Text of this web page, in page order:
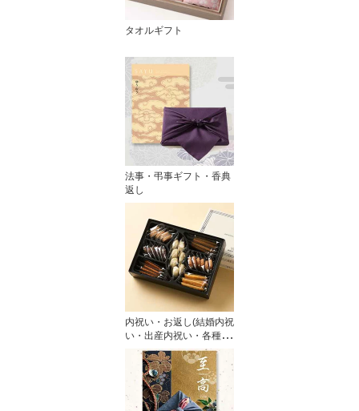
タオルギフト
法事・弔事ギフト・香典
返し
内祝い・お返し(結婚内祝
い・出産内祝い・各種内
祝い)